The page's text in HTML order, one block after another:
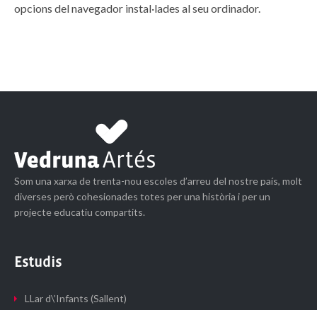
opcions del navegador instal·lades al seu ordinador.
Som una xarxa de trenta-nou escoles d’arreu del nostre país, molt
diverses però cohesionades totes per una història i per un
projecte educatiu compartits.
Estudis
LLar d\’Infants (Sallent)